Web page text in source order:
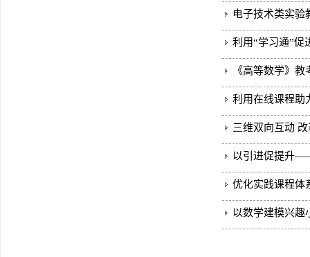
电子技术类实验
利用“学习通”促
《高等数学》
利用在线课程
三维双向互动
以引进促提升
优化实践课程体
以数学建模兴趣